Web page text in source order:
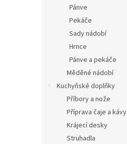
Pánve
Pekáče
Sady nádobí
Hrnce
Pánve a pekáče
Měděné nádobí
Kuchyňské doplňky
Příbory a nože
Příprava čaje a kávy
Krájecí desky
Struhadla